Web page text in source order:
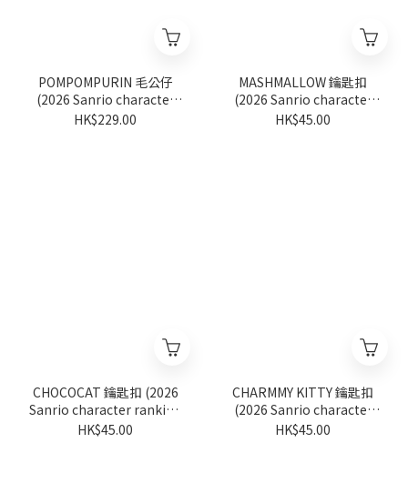
POMPOMPURIN 毛公仔
(2026 Sanrio character
ranking系列)
HK$229.00
MASHMALLOW 鑰匙扣
(2026 Sanrio character
ranking系列)
HK$45.00
CHOCOCAT 鑰匙扣 (2026
Sanrio character ranking
系列)
HK$45.00
CHARMMY KITTY 鑰匙扣
(2026 Sanrio character
ranking系列)
HK$45.00